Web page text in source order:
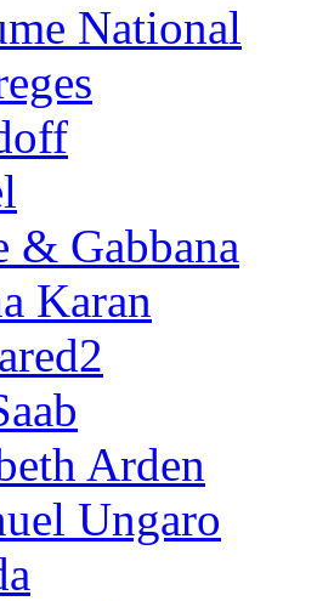
National
& Gabbana
Karan
Arden
Ungaro